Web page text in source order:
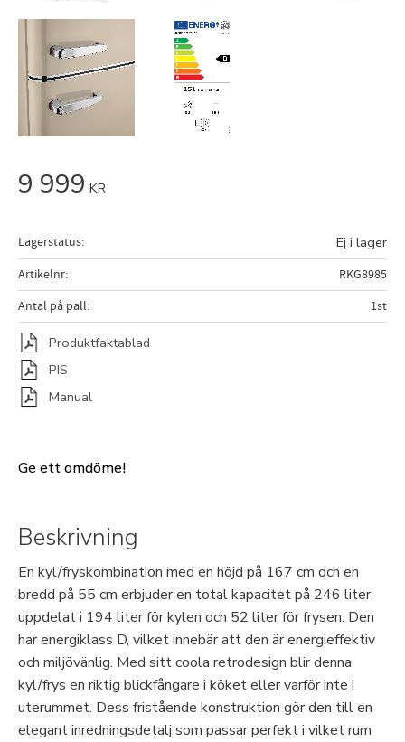
9 999 KR
Lagerstatus Ej i lager
Artikelnr
RKG8985
Antal på pall
1st
Produktfaktablad
PIS
Manual
Ge ett omdöme!
Beskrivning
En kyl/fryskombination med en höjd på 167 cm och en
bredd på 55 cm erbjuder en total kapacitet på 246 liter,
uppdelat i 194 liter för kylen och 52 liter för frysen. Den
har energiklass D, vilket innebär att den är energieffektiv
och miljövänlig. Med sitt coola retrodesign blir denna
kyl/frys en riktig blickfångare i köket eller varför inte i
uterummet. Dess fristående konstruktion gör den till en
elegant inredningsdetalj som passar perfekt i vilket rum